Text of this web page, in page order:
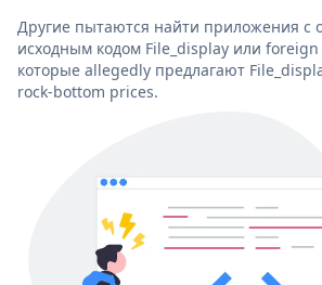
Другие пытаются найти приложения с
исходным кодом File_display или
которые allegedly предлагают
rock-bottom prices.